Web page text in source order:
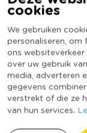
cookies
We gebruiken
personaliseren,
ons
over uw gebruik
media, adverteren
gegevens
verstrekt of die ze
van hun services.
Specificaties
Artikelnummer
Online Only
Materiaal
Kleur
Inhoud in liter